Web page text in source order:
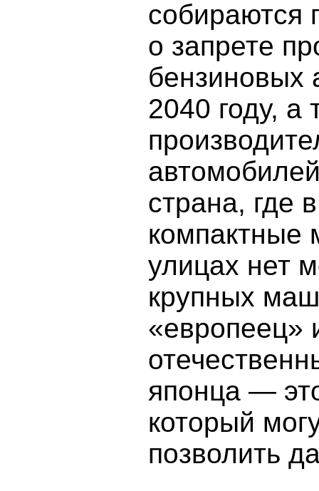
собираются
о запрете
бензиновых
2040 году, а
страна, где
улицах нет
крупных
«европеец»
японца —
который
позволить